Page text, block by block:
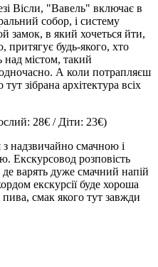
Вісли, "Вавель" включає в
собор, і систему
замок, в який хочеться йти,
притягує будь-якого, хто
над містом, такий
А коли потрапляєш
зібрана архітектура всіх
28€ / Діти: 23€)
надзвичайно смачною і
Екскурсовод розповість
варять дуже смачний напій
екскурсії буде хороша
смак якого тут завжди